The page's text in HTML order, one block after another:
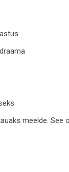
meelde. See